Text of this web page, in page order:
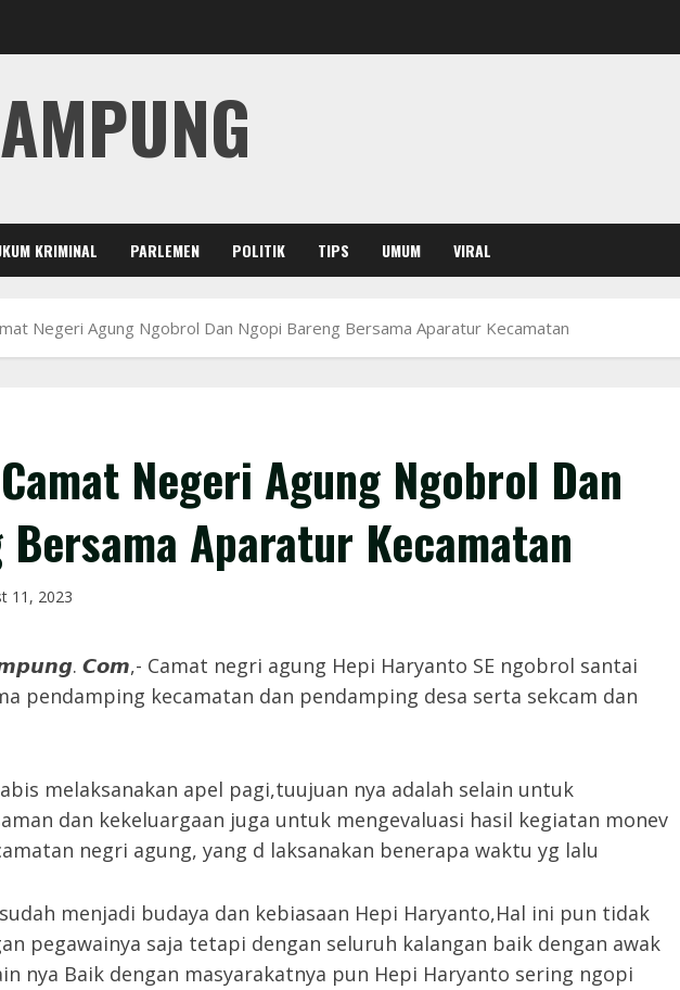
KRIMINAL PARLEMEN POLITIK TIPS UMUM VIRAL
Negeri Agung Ngobrol Dan Ngopi Bareng Bersama Aparatur Kecamatan
Negeri Agung Ngobrol Dan
Aparatur Kecamatan
11, 2023
𝘾𝙤𝙢,- Camat negri agung Hepi Haryanto SE ngobrol santai
pendamping kecamatan dan pendamping desa serta sekcam dan
melaksanakan apel pagi,tuujuan nya adalah selain untuk
dan kekeluargaan juga untuk mengevaluasi hasil kegiatan monev
negri agung, yang d laksanakan benerapa waktu yg lalu
menjadi budaya dan kebiasaan Hepi Haryanto,Hal ini pun tidak
pegawainya saja tetapi dengan seluruh kalangan baik dengan awak
nya Baik dengan masyarakatnya pun Hepi Haryanto sering ngopi